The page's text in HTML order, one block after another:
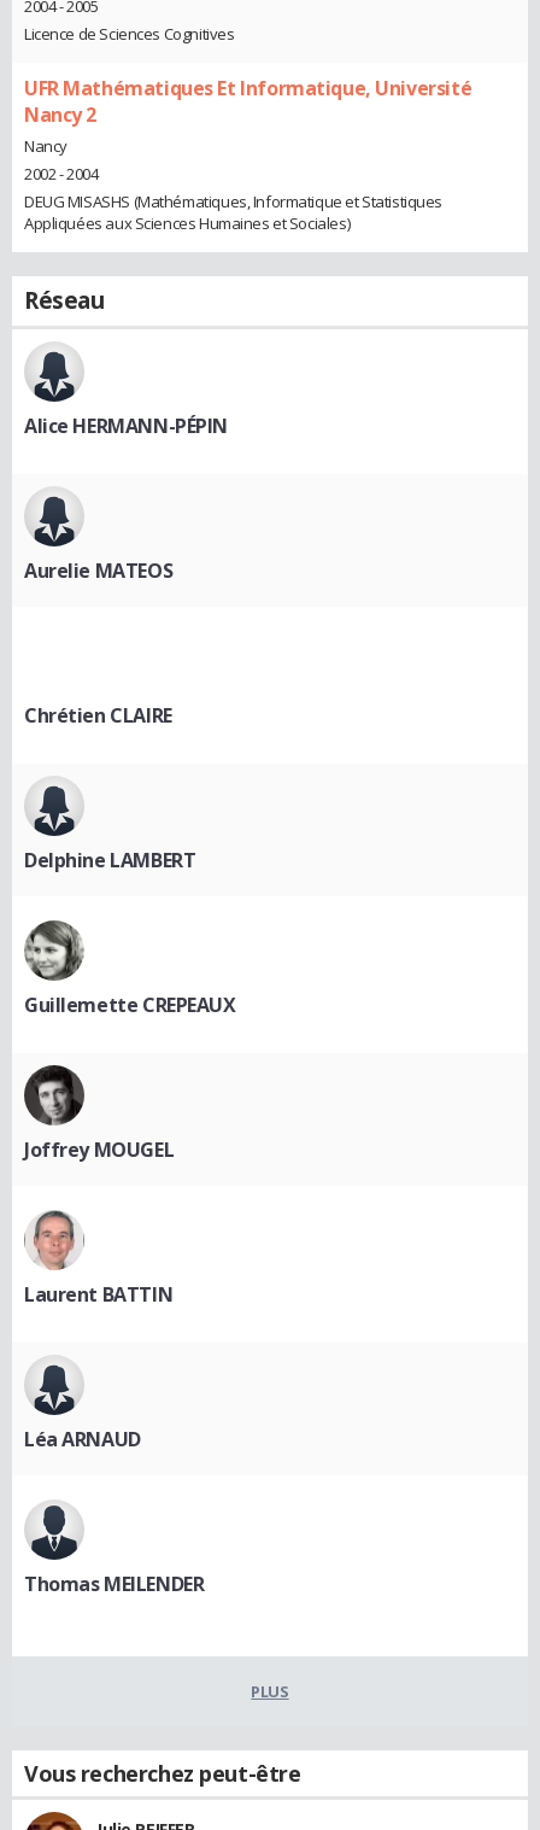
2004 - 2005
Licence de Sciences Cognitives
UFR Mathématiques Et Informatique, Université
Nancy 2
Nancy
2002 - 2004
DEUG MISASHS (Mathématiques, Informatique et Statistiques
Appliquées aux Sciences Humaines et Sociales)
Réseau
Alice HERMANN-PÉPIN
Aurelie MATEOS
Chrétien CLAIRE
Delphine LAMBERT
Guillemette CREPEAUX
Joffrey MOUGEL
Laurent BATTIN
Léa ARNAUD
Thomas MEILENDER
PLUS
Vous recherchez peut-être